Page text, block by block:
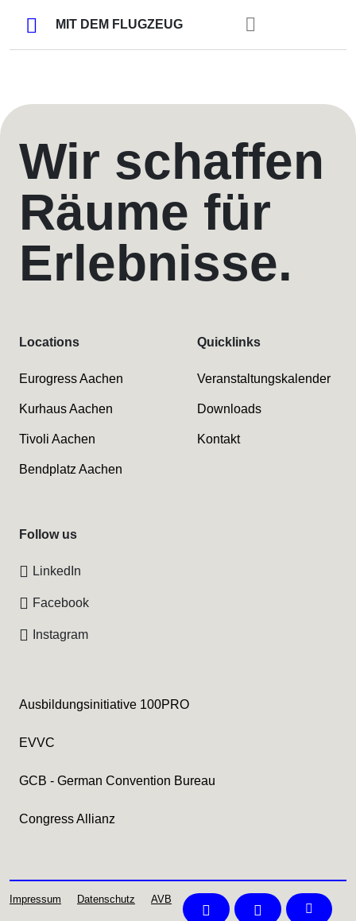
MIT DEM FLUGZEUG
Wir schaffen
Räume für
Erlebnisse.
Ausbildungsinitiative 100PRO
EVVC
GCB - German Convention Bureau
Congress Allianz
Locations
Eurogress Aachen
Kurhaus Aachen
Tivoli Aachen
Bendplatz Aachen
Quicklinks
Veranstaltungskalender
Downloads
Kontakt
Follow us
LinkedIn
Facebook
Instagram
Impressum Datenschutz AVB